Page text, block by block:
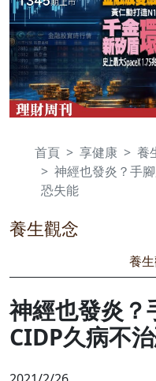
首頁 享健康
養
神經也發炎？手
恐失能
養生觀念
養
神經也發炎
CIDP久病不